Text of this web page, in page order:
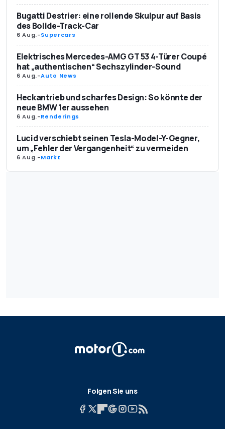
Bugatti Destrier: eine rollende Skulpur auf Basis
des Bolide-Track-Car
6 Aug.-Supercars
Elektrisches Mercedes-AMG GT 53 4-Türer Coupé
hat „authentischen“ Sechszylinder-Sound
6 Aug.-Auto News
Heckantrieb und scharfes Design: So könnte der
neue BMW 1er aussehen
6 Aug.-Renderings
Lucid verschiebt seinen Tesla-Model-Y-Gegner,
um „Fehler der Vergangenheit“ zu vermeiden
6 Aug.-Markt
Folgen Sie uns